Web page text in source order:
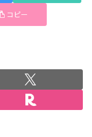
コピー